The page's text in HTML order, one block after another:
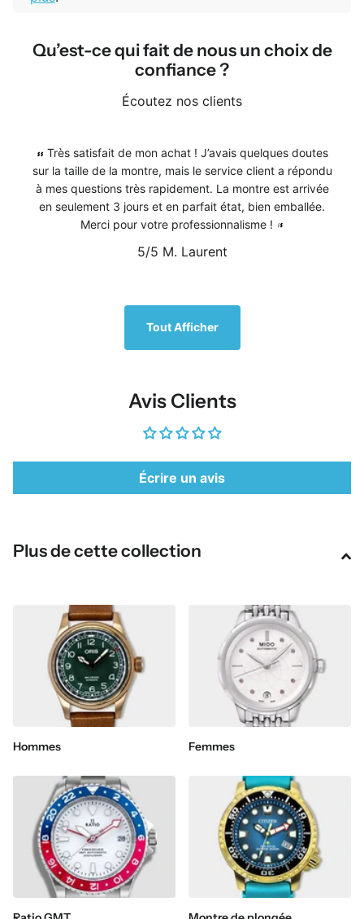
Qu’est-ce qui fait de nous un choix de
confiance ?
Écoutez nos clients
Très satisfait de mon achat ! J’avais quelques doutes
sur la taille de la montre, mais le service client a répondu
à mes questions très rapidement. La montre est arrivée
en seulement 3 jours et en parfait état, bien emballée.
Merci pour votre professionnalisme !
5/5 M. Laurent
Tout Afficher
Avis Clients
Écrire un avis
Plus de cette collection
Hommes Femmes